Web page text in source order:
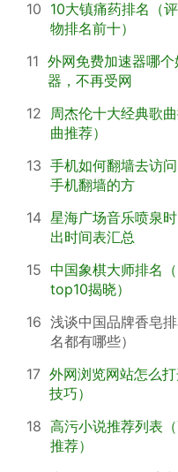
10 10大镇痛药排名（
物排名前十）
11 外网免费加速器哪
器，不再受网
12 周杰伦十大经典歌
曲推荐）
13 手机如何翻墙去访
手机翻墙的方
14 星海广场音乐喷泉
出时间表汇总
15 中国象棋大师排名
top10揭晓）
16 浅谈中国品牌香皂
名都有哪些）
17 外网浏览网站怎么
技巧）
18 高污小说推荐列表
推荐）